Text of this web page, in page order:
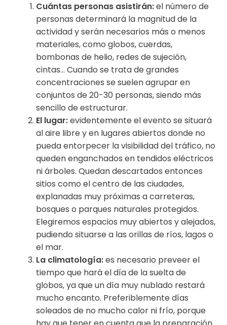
Cuántas personas asistirán:el número de
personas determinará la magnitud de la
actividad y serán necesarios más o menos
materiales, como globos, cuerdas,
bombonas de helio, redes de sujeción,
cintas… Cuando se trata de grandes
concentraciones se suelen agrupar en
conjuntos de 20-30 personas, siendo más
sencillo de estructurar.
El lugar:evidentemente el evento se situará
al aire libre y en lugares abiertos donde no
pueda entorpecer la visibilidad del tráfico, no
queden enganchados en tendidos eléctricos
ni árboles. Quedan descartados entonces
sitios como el centro de las ciudades,
explanadas muy próximas a carreteras,
bosques o parques naturales protegidos.
Elegiremos espacios muy abiertos y alejados,
pudiendo situarse a las orillas de ríos, lagos o
el mar.
La climatología:es necesario preveer el
tiempo que hará el día de la suelta de
globos, ya que un día muy nublado restará
mucho encanto. Preferiblemente días
soleados de no mucho calor ni frío, porque